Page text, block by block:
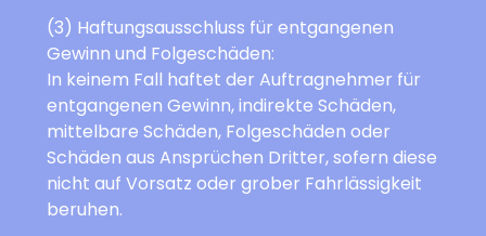
(3) Haftungsausschluss für entgangenen
Gewinn und Folgeschäden:
In keinem Fall haftet der Auftragnehmer für
entgangenen Gewinn, indirekte Schäden,
mittelbare Schäden, Folgeschäden oder
Schäden aus Ansprüchen Dritter, sofern diese
nicht auf Vorsatz oder grober Fahrlässigkeit
beruhen.